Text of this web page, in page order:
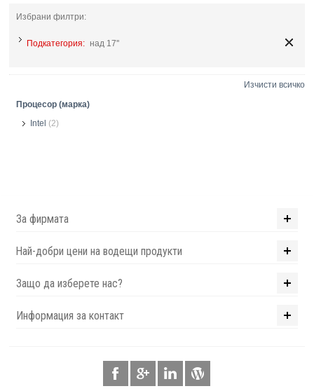
Избрани филтри:
Подкатегория: над 17''
Изчисти всичко
Процесор (марка)
Intel (2)
За фирмата
Най-добри цени на водещи продукти
Защо да изберете нас?
Информация за контакт